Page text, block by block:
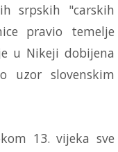
srpskih "carskih
pravio temelje
u Nikeji dobijena
uzor slovenskim
13. vijeka sve